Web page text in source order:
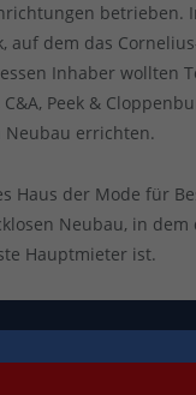
betrieben.
auf dem das
Inhaber wollten
Peek &
Neubau errichten.
Haus der Mode für
Neubau, in
Hauptmieter ist.